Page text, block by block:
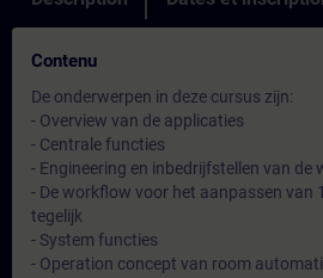
Contenu
De onderwerpen in deze cursus zijn:
- Overview van de applicaties
- Centrale functies
- Engineering en inbedrijfstellen van de
- De workflow voor het aanpassen van
tegelijk
- System functies
- Operation concept van room